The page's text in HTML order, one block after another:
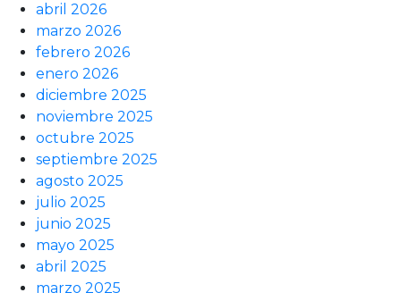
abril 2026
marzo 2026
febrero 2026
enero 2026
diciembre 2025
noviembre 2025
octubre 2025
septiembre 2025
agosto 2025
julio 2025
junio 2025
mayo 2025
abril 2025
marzo 2025